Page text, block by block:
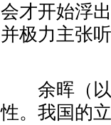
会才开始浮
并极力主张
余晖（以
性。我国的